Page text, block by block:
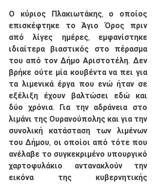
Ο κύριος Πλακιωτάκης, ο οποίος
επισκέφτηκε το Άγιο Όρος πριν
από λίγες ημέρες, εμφανίστηκε
ιδιαίτερα βιαστικός στο πέρασμα
του από τον Δήμο Αριστοτέλη. Δεν
βρήκε ούτε μία κουβέντα να πει για
τα λιμενικά έργα που ενώ ήταν σε
εξέλιξη έχουν βαλτώσει εδώ και
δύο χρόνια. Για την αδράνεια στο
λιμάνι της Ουρανούπολης και για την
συνολική κατάσταση των λιμένων
του Δήμου, οι οποίοι από τότε που
ανέλαβε το συγκεκριμένο υπουργικό
χαρτοφυλάκιο αντανακλούν την
εικόνα της κυβερνητικής